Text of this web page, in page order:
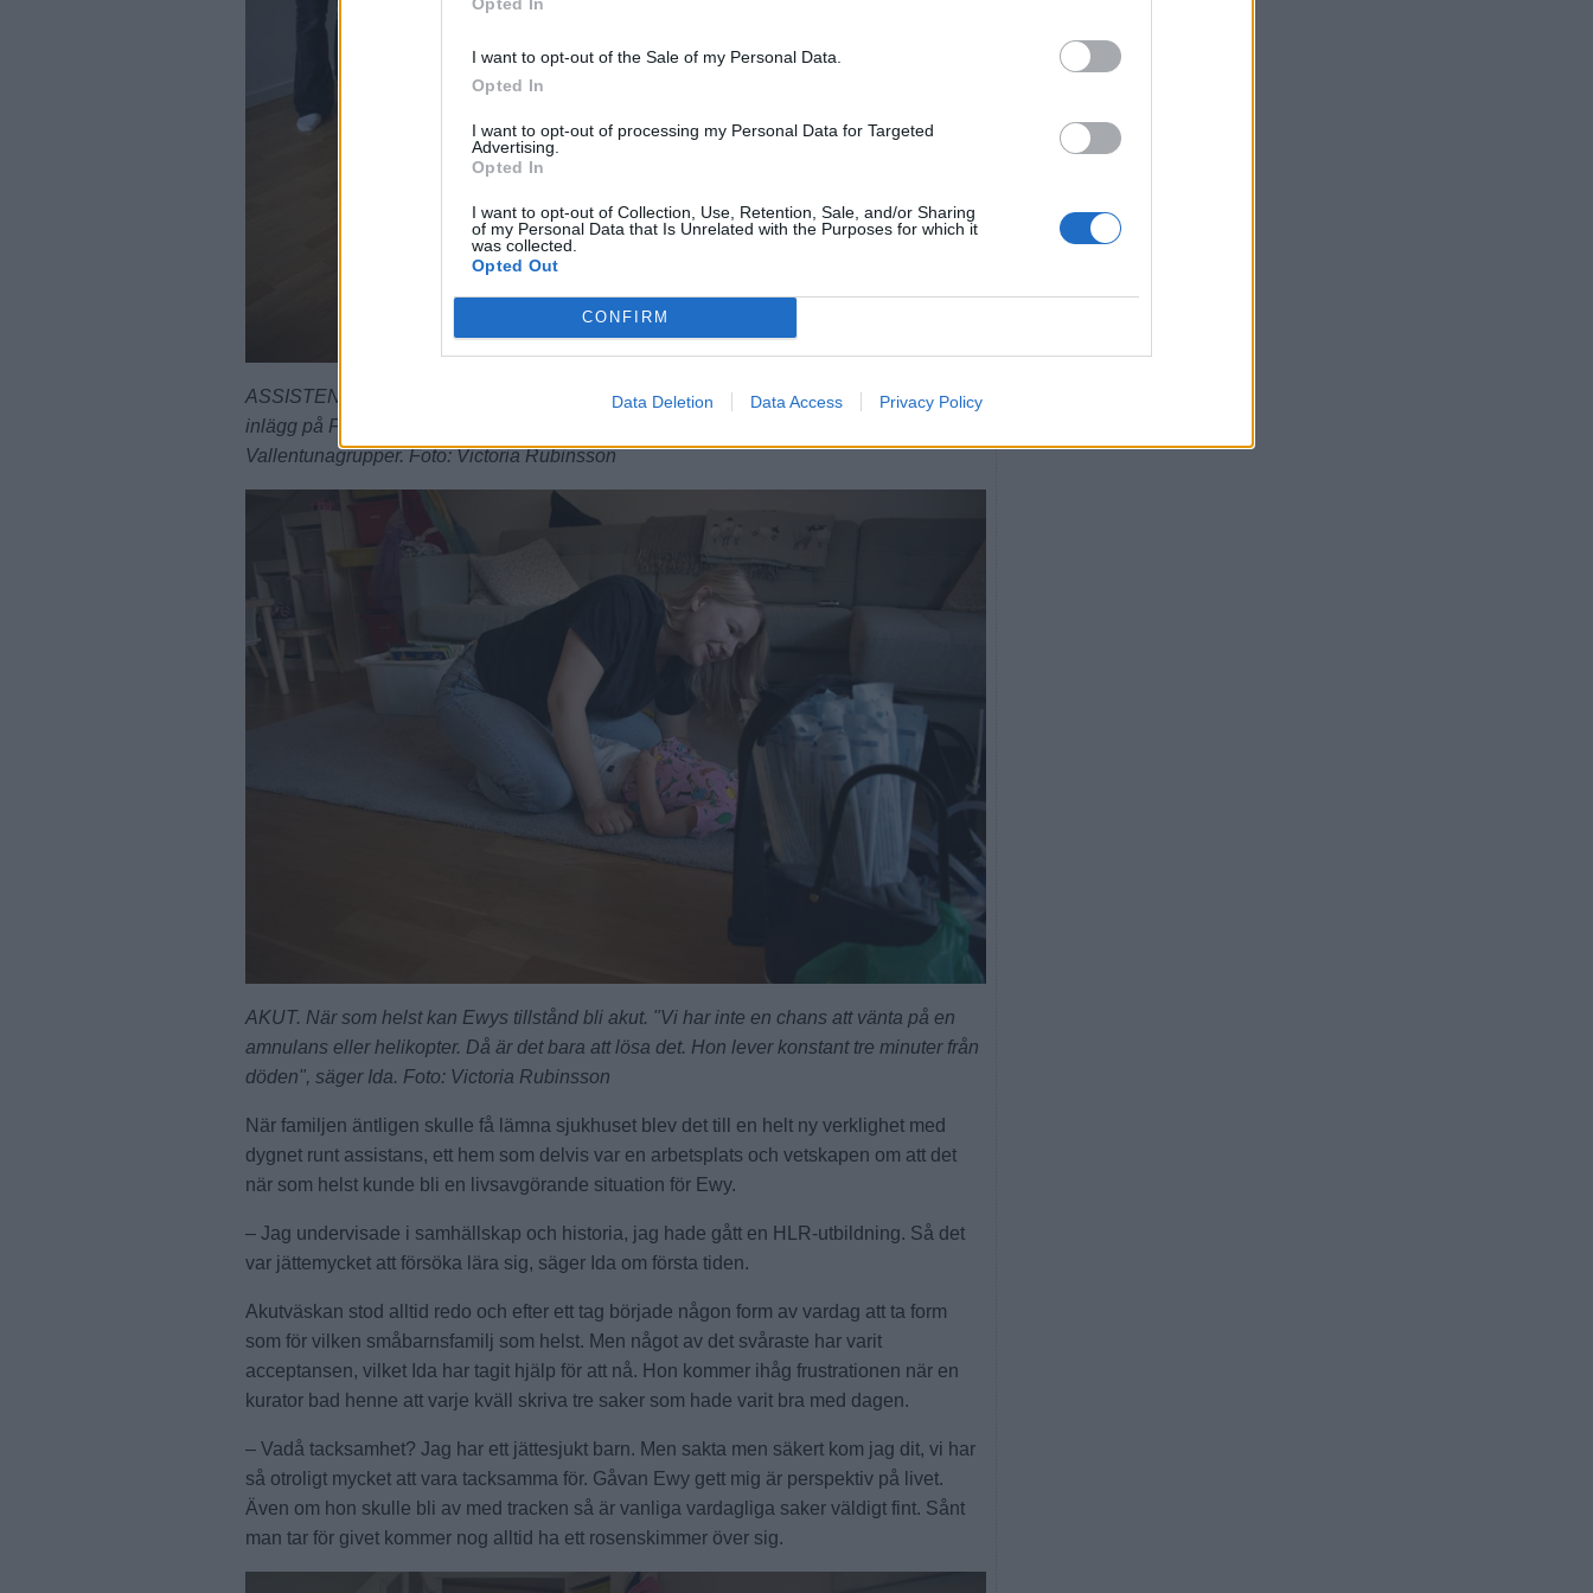
I want to opt-out of the Sale of my Personal Data.
Opted In
I want to opt-out of processing my Personal Data for Targeted
Advertising.
Opted In
I want to opt-out of Collection, Use, Retention, Sale, and/or Sharing
of my Personal Data that Is Unrelated with the Purposes for which it
was collected.
Opted Out
CONFIRM
Data Deletion Data Access Privacy Policy
ASSISTENTER. När Ewy skulle hem efter sina första fem månader i livet gjorde Ida ett
inlägg på Facebook där hon sökte assistenter, vilket fick stor spridning i
Vallentunagrupper. Foto: Victoria Rubinsson
AKUT. När som helst kan Ewys tillstånd bli akut. "Vi har inte en chans att vänta på en
amnulans eller helikopter. Då är det bara att lösa det. Hon lever konstant tre minuter från
döden", säger Ida. Foto: Victoria Rubinsson
När familjen äntligen skulle få lämna sjukhuset blev det till en helt ny verklighet med
dygnet runt assistans, ett hem som delvis var en arbetsplats och vetskapen om att det
när som helst kunde bli en livsavgörande situation för Ewy.
– Jag undervisade i samhällskap och historia, jag hade gått en HLR-utbildning. Så det
var jättemycket att försöka lära sig, säger Ida om första tiden.
Akutväskan stod alltid redo och efter ett tag började någon form av vardag att ta form
som för vilken småbarnsfamilj som helst. Men något av det svåraste har varit
acceptansen, vilket Ida har tagit hjälp för att nå. Hon kommer ihåg frustrationen när en
kurator bad henne att varje kväll skriva tre saker som hade varit bra med dagen.
– Vadå tacksamhet? Jag har ett jättesjukt barn. Men sakta men säkert kom jag dit, vi har
så otroligt mycket att vara tacksamma för. Gåvan Ewy gett mig är perspektiv på livet.
Även om hon skulle bli av med tracken så är vanliga vardagliga saker väldigt fint. Sånt
man tar för givet kommer nog alltid ha ett rosenskimmer över sig.